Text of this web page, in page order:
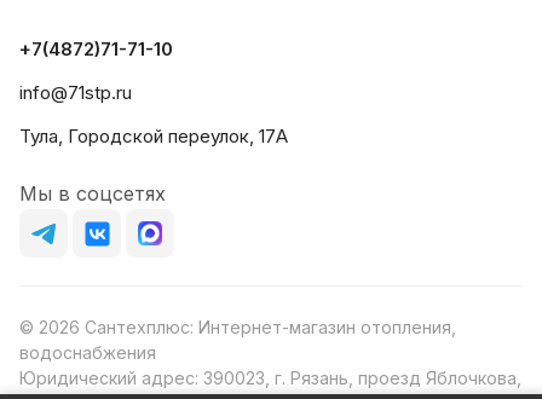
+7(4872)71-71-10
info@71stp.ru
Тула, Городской переулок, 17А
Мы в соцсетях
© 2026 Сантехплюс: Интернет-магазин отопления,
водоснабжения
Юридический адрес: 390023, г. Рязань, проезд Яблочкова,